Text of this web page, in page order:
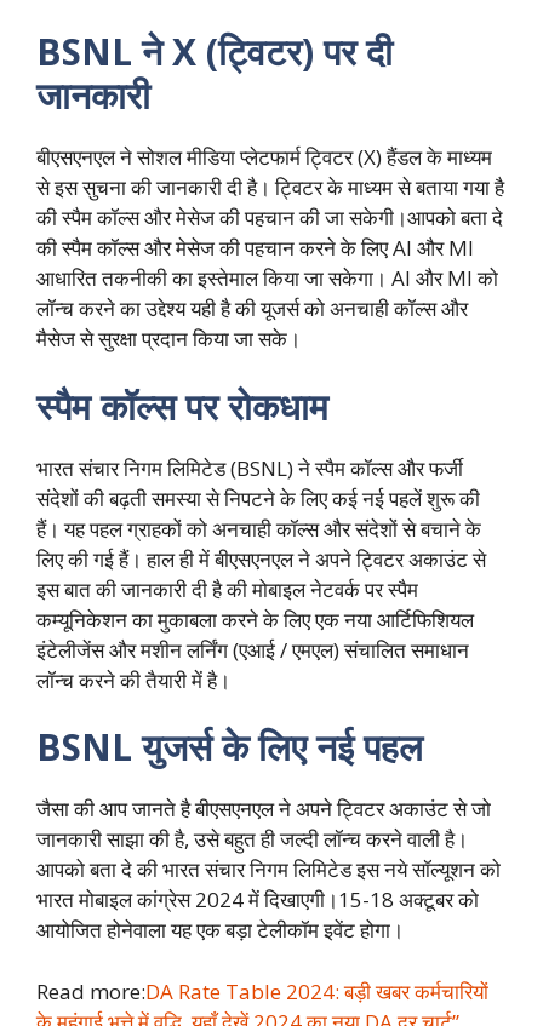
BSNL ने X (ट्विटर) पर दी
जानकारी
बीएसएनएल ने सोशल मीडिया प्लेटफार्म ट्विटर (X) हैंडल के माध्यम
से इस सुचना की जानकारी दी है। ट्विटर के माध्यम से बताया गया है
की स्पैम कॉल्स और मेसेज की पहचान की जा सकेगी।आपको बता दे
की स्पैम कॉल्स और मेसेज की पहचान करने के लिए AI और MI
आधारित तकनीकी का इस्तेमाल किया जा सकेगा। AI और MI को
लॉन्च करने का उद्देश्य यही है की यूजर्स को अनचाही कॉल्स और
मैसेज से सुरक्षा प्रदान किया जा सके।
स्पैम कॉल्स पर रोकधाम
भारत संचार निगम लिमिटेड (BSNL) ने स्पैम कॉल्स और फर्जी
संदेशों की बढ़ती समस्या से निपटने के लिए कई नई पहलें शुरू की
हैं। यह पहल ग्राहकों को अनचाही कॉल्स और संदेशों से बचाने के
लिए की गई हैं। हाल ही में बीएसएनएल ने अपने ट्विटर अकाउंट से
इस बात की जानकारी दी है की मोबाइल नेटवर्क पर स्पैम
कम्यूनिकेशन का मुकाबला करने के लिए एक नया आर्टिफिशियल
इंटेलीजेंस और मशीन लर्निंग (एआई / एमएल) संचालित समाधान
लॉन्च करने की तैयारी में है।
BSNL युजर्स के लिए नई पहल
जैसा की आप जानते है बीएसएनएल ने अपने ट्विटर अकाउंट से जो
जानकारी साझा की है, उसे बहुत ही जल्दी लॉन्च करने वाली है।
आपको बता दे की भारत संचार निगम लिमिटेड इस नये सॉल्यूशन को
भारत मोबाइल कांग्रेस 2024 में दिखाएगी।15-18 अक्टूबर को
आयोजित होनेवाला यह एक बड़ा टेलीकॉम इवेंट होगा।
Read more:DA Rate Table 2024: बड़ी खबर कर्मचारियों